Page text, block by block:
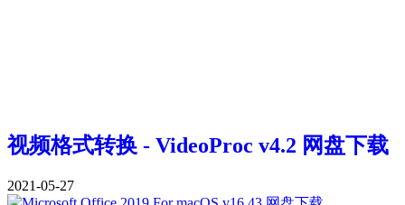
视频格式转换 - VideoProc v4.2 网盘下载
2021-05-27